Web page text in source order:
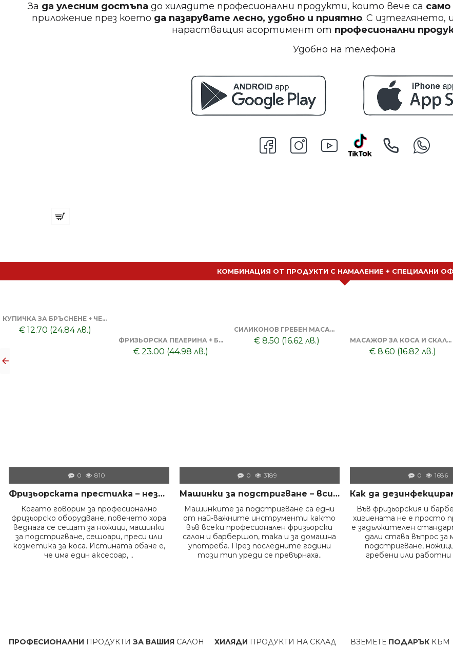
За да улесним достъпадо хилядите професионални продукти, които вече са само
приложение през което да пазарувате лесно, удобно и приятно. С изтеглянето,
нарастващия асортимент от професионални
Удобно на телефона
КОМБИНАЦИЯ ОТ ПРОДУКТИ С НАМАЛЕНИЕ + СПЕЦИАЛНИ
КУПИЧКА ЗА БРЪСНЕНЕ + ЧЕТКА ЗА БРЪСНЕНЕ
€ 12.70 (24.84 лв.)
ФРИЗЬОРСКА ПЕЛЕРИНА + БУТИЛКА/ПРЪСКАЛКА + КАРБОНОВ ГРЕБЕН + НОЖИЦА 6 SCULPTO EUROSTIL
€ 23.00 (44.98 лв.)
СИЛИКОНОВ ГРЕБЕН МАСАЖОР + ТОНИК ЗА КОСА DORSH
€ 8.50 (16.62 лв.) МАСАЖОР ЗА КОСА И СКАЛП + DORSH SILVER - ШАМПОАН ПРОТИВ ОРАНЖЕВО ЛИЛАВО 500 МЛ
€ 8.60 (16.82 лв.)
0 810
Фризьорската престилка – незаменимият помощник на всеки професионалист в салона
Когато говорим за професионално
фризьорско оборудване, повечето хора
веднага се сещат за ножици, машинки
за подстригване, сешоари, преси или
козметика за коса. Истината обаче е,
че има един аксесоар, ..
0 3189
Машинки за подстригване – всичко, което трябва да знаем преди да изберем правилния модел
Машинките за подстригване са едни
от най-важните инструменти както
във всеки професионален фризьорски
салон и барбершоп, така и за домашна
употреба. През последните години
този тип уреди се превърнаха..
0 1686
Във фризьорския и
хигиената не е просто
е задължителен
дали става въпрос за
подстригване,
гребени или работни
ПРОДУКТИЗА ВАШИЯСАЛОН ХИЛЯДИ ПРОДУКТИ НА СКЛАД ВЗЕМЕТЕ ПОДАРЪККЪМ